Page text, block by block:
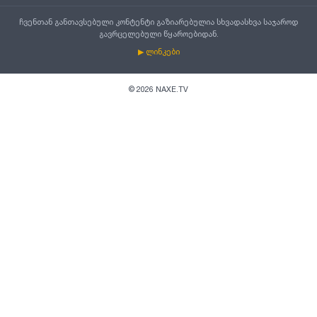
ჩვენთან განთავსებული კონტენტი გაზიარებულია სხვადასხვა საჯაროდ
გავრცელებული წყაროებიდან.
▶ ლინკები
© 2026 NAXE.TV